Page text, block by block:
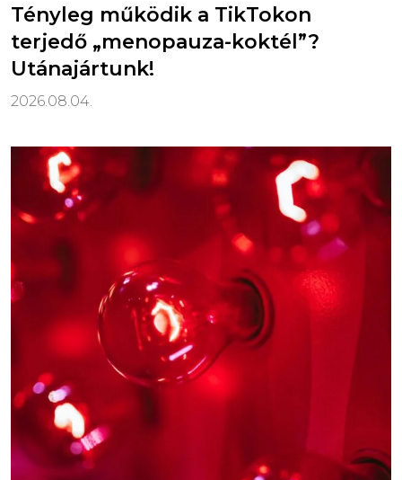
Tényleg működik a TikTokon
terjedő „menopauza-koktél”?
Utánajártunk!
2026.08.04.